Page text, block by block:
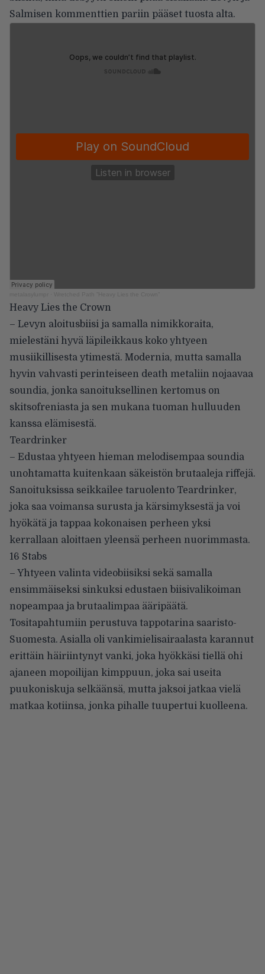
Salmisen kommenttien pariin pääset tuosta alta.
Heavy Lies the Crown
– Levyn aloitusbiisi ja samalla nimikkoraita,
mielestäni hyvä läpileikkaus koko yhtyeen
musiikillisesta ytimestä. Modernia, mutta samalla
hyvin vahvasti perinteiseen death metaliin nojaavaa
soundia, jonka sanoituksellinen kertomus on
skitsofreniasta ja sen mukana tuoman hulluuden
kanssa elämisestä.
Teardrinker
– Edustaa yhtyeen hieman melodisempaa soundia
unohtamatta kuitenkaan säkeistön brutaaleja riffejä.
Sanoituksissa seikkailee taruolento Teardrinker,
joka saa voimansa surusta ja kärsimyksestä ja voi
hyökätä ja tappaa kokonaisen perheen yksi
kerrallaan aloittaen yleensä perheen nuorimmasta.
16 Stabs
– Yhtyeen valinta videobiisiksi sekä samalla
ensimmäiseksi sinkuksi edustaen biisivalikoiman
nopeampaa ja brutaalimpaa ääripäätä.
Tositapahtumiin perustuva tappotarina saaristo-
Suomesta. Asialla oli vankimielisairaalasta karannut
erittäin häiriintynyt vanki, joka hyökkäsi tiellä ohi
ajaneen mopoilijan kimppuun, joka sai useita
puukoniskuja selkäänsä, mutta jaksoi jatkaa vielä
matkaa kotiinsa, jonka pihalle tuupertui kuolleena.